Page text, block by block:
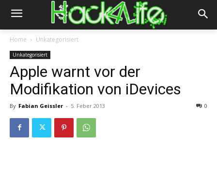
Home Unkategorisiert
Unkategorisiert
Apple warnt vor der
Modifikation von iDevices
By Fabian Geissler - 5. Feber 2013 0